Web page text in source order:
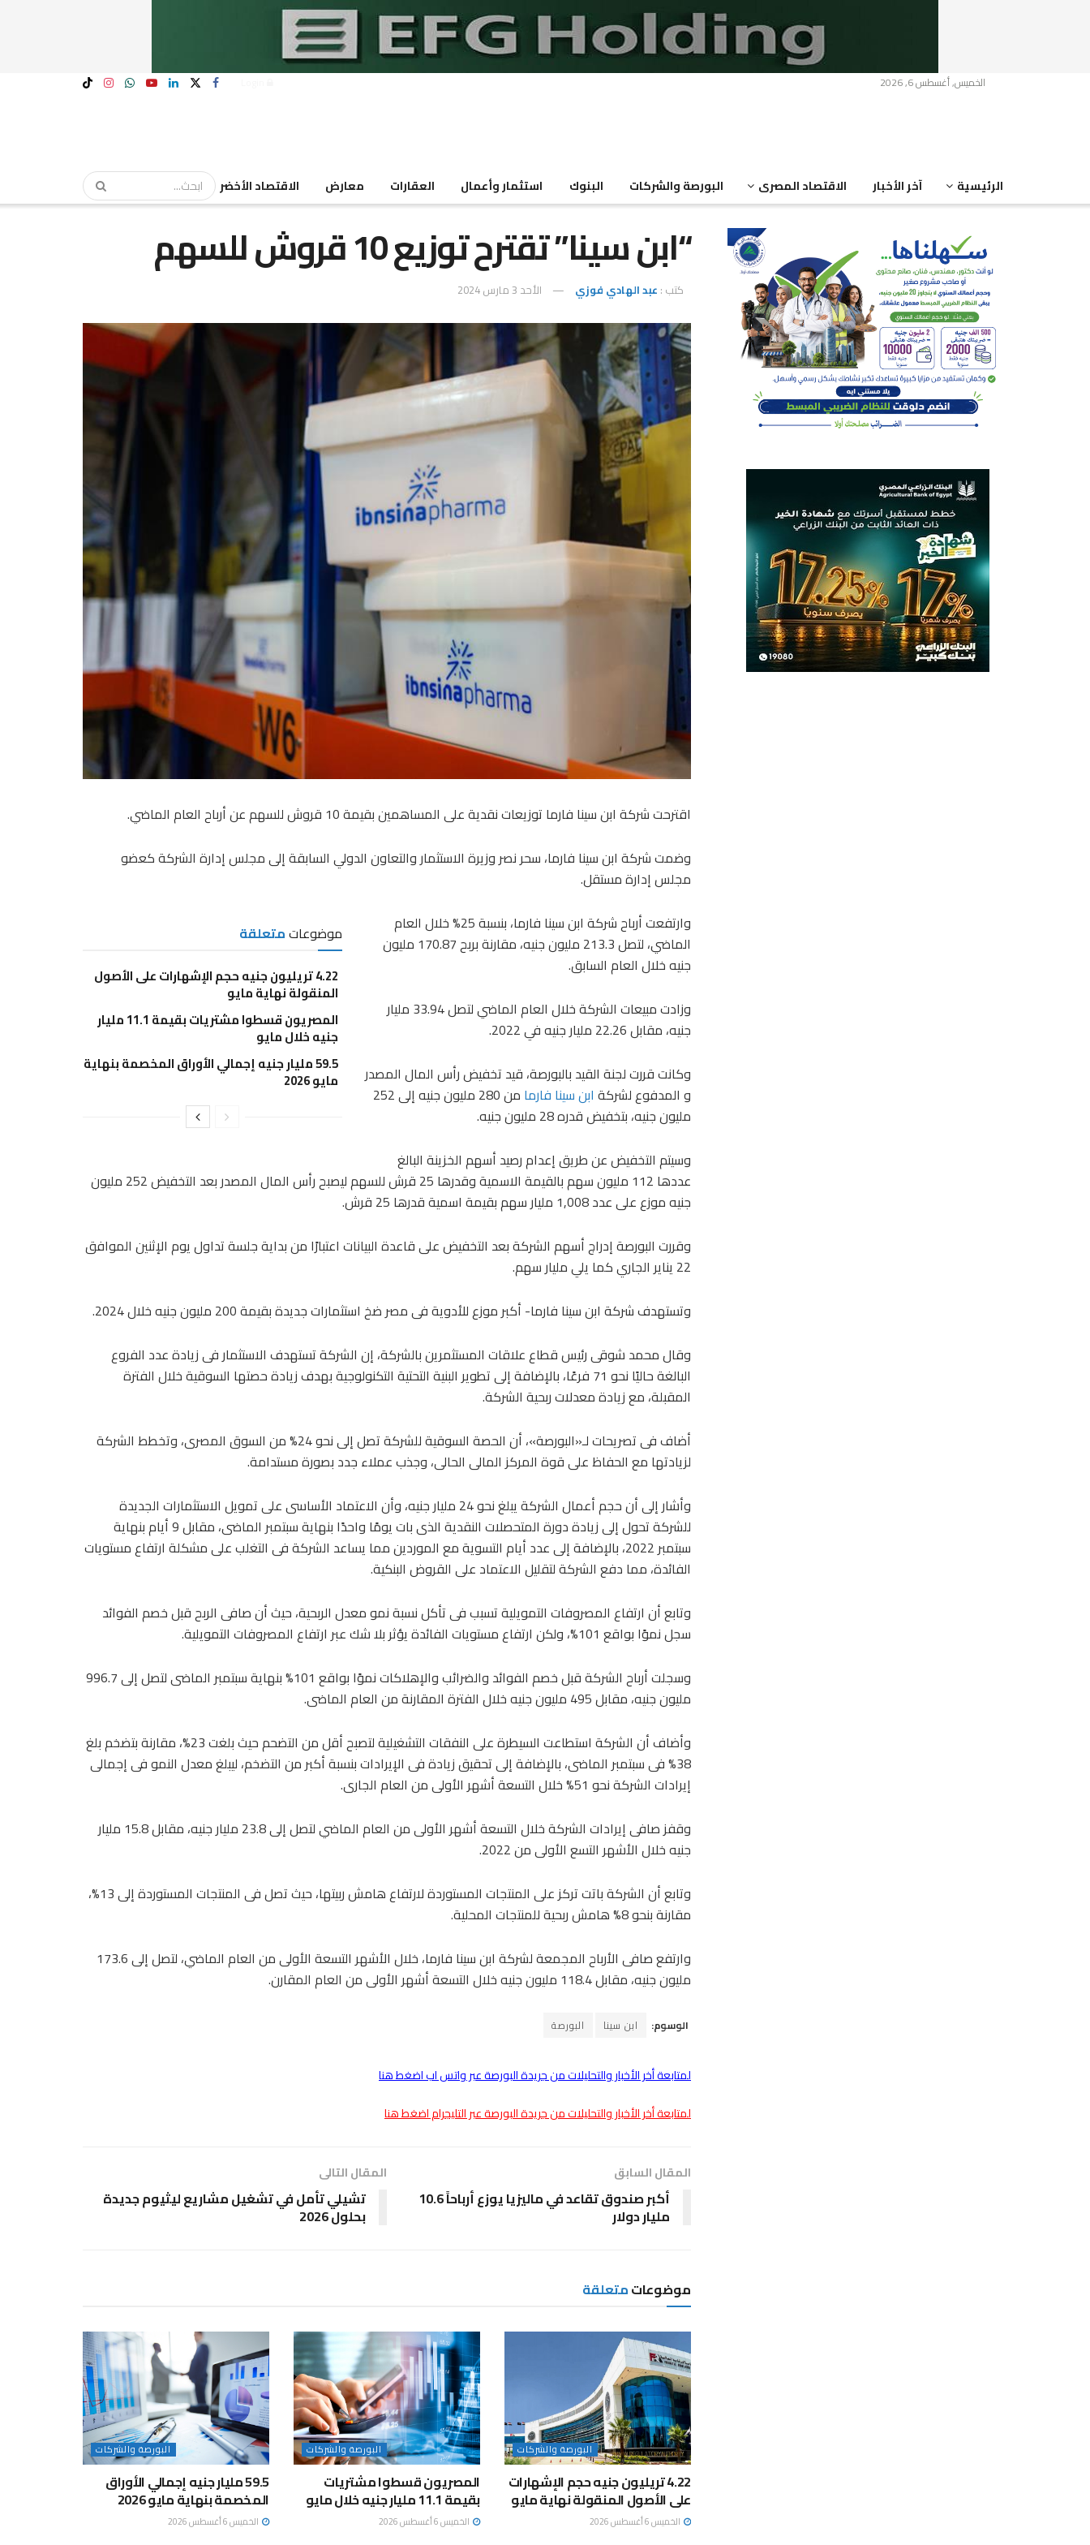
الخميس, أغسطس 6, 2026
الرئيسية آخر الأخبار الاقتصاد المصرى البورصة والشركات البنوك استثمار وأعمال العقارات معارض الاقتصاد الأخضر
“ابن سينا” تقترح توزيع 10 قروش للسهم
كتب : عبد الهادي فوزي الأحد 3 مارس 2024
اقترحت شركة ابن سينا فارما توزيعات نقدية على المساهمين بقيمة 10 قروش للسهم عن أرباح العام الماضي.
وضمت شركة ابن سينا فارما، سحر نصر وزيرة الاستثمار والتعاون الدولي السابقة إلى مجلس إدارة الشركة كعضو
مجلس إدارة مستقل.
موضوعاتمتعلقة
4.22 تريليون جنيه حجم الإشهارات على الأصول
المنقولة نهاية مايو
المصريون قسطوا مشتريات بقيمة 11.1 مليار
جنيه خلال مايو
59.5 مليار جنيه إجمالي الأوراق المخصمة بنهاية
مايو 2026
وارتفعت أرباح شركة ابن سينا فارما، بنسبة 25% خلال العام
الماضي، لتصل 213.3 مليون جنيه، مقارنة بربح 170.87 مليون
جنيه خلال العام السابق.
وزادت مبيعات الشركة خلال العام الماضي لتصل 33.94 مليار
جنيه، مقابل 22.26 مليار جنيه في 2022.
وكانت قررت لجنة القيد بالبورصة، قيد تخفيض رأس المال المصدر
و المدفوع لشركة ابن سينا فارما
من 280 مليون جنيه إلى 252
مليون جنيه، بتخفيض قدره 28 مليون جنيه.
وسيتم التخفيض عن طريق إعدام رصيد أسهم الخزينة البالغ
عددها 112 مليون سهم بالقيمة الاسمية وقدرها 25 قرش للسهم ليصبح رأس المال المصدر بعد التخفيض 252 مليون
جنيه موزع على عدد 1,008 مليار سهم بقيمة اسمية قدرها 25 قرش.
وقررت البورصة إدراج أسهم الشركة بعد التخفيض على قاعدة البيانات اعتبارًا من بداية جلسة تداول يوم الإثنين الموافق
22 يناير الجاري كما يلي مليار سهم.
وتستهدف شركة ابن سينا فارما- أكبر موزع للأدوية فى مصر ضخ استثمارات جديدة بقيمة 200 مليون جنيه خلال 2024.
وقال محمد شوقى رئيس قطاع علاقات المستثمرين بالشركة، إن الشركة تستهدف الاستثمار فى زيادة عدد الفروع
البالغة حاليًا نحو 71 فرعًا، بالإضافة إلى تطوير البنية التحتية التكنولوجية بهدف زيادة حصتها السوقية خلال الفترة
المقبلة، مع زيادة معدلات ربحية الشركة.
أضاف فى تصريحات لـ«البورصة»، أن الحصة السوقية للشركة تصل إلى نحو 24% من السوق المصرى، وتخطط الشركة
لزيادتها مع الحفاظ على قوة المركز المالى الحالى، وجذب عملاء جدد بصورة مستدامة.
وأشار إلى أن حجم أعمال الشركة يبلغ نحو 24 مليار جنيه، وأن الاعتماد الأساسى على تمويل الاستثمارات الجديدة
للشركة تحول إلى زيادة دورة المتحصلات النقدية الذى بات يومًا واحدًا بنهاية سبتمبر الماضى، مقابل 9 أيام بنهاية
سبتمبر 2022، بالإضافة إلى عدد أيام التسوية مع الموردين مما يساعد الشركة فى التغلب على مشكلة ارتفاع مستويات
الفائدة، مما دفع الشركة لتقليل الاعتماد على القروض البنكية.
وتابع أن ارتفاع المصروفات التمويلية تسبب فى تأكل نسبة نمو معدل الربحية، حيث أن صافى الربح قبل خصم الفوائد
سجل نموًا بواقع 101%، ولكن ارتفاع مستويات الفائدة يؤثر بلا شك عبر ارتفاع المصروفات التمويلية.
وسجلت أرباح الشركة قبل خصم الفوائد والضرائب والإهلاكات نموًا بواقع 101% بنهاية سبتمبر الماضى لتصل إلى 996.7
مليون جنيه، مقابل 495 مليون جنيه خلال الفترة المقارنة من العام الماضى.
وأضاف أن الشركة استطاعت السيطرة على النفقات التشغيلية لتصبح أقل من التضحم حيث بلغت 23%، مقارنة بتضخم بلغ
38% فى سبتمبر الماضى، بالإضافة إلى تحقيق زيادة فى الإيرادات بنسبة أكبر من التضخم، ليبلغ معدل النمو فى إجمالى
إيرادات الشركة نحو 51% خلال التسعة أشهر الأولى من العام الجارى.
وقفز صافى إيرادات الشركة خلال التسعة أشهر الأولى من العام الماضي لتصل إلى 23.8 مليار جنيه، مقابل 15.8 مليار
جنيه خلال الأشهر التسع الأولى من 2022.
وتابع أن الشركة باتت تركز على المنتجات المستوردة لارتفاع هامش ربيتها، حيث تصل فى المنتجات المستوردة إلى 13%،
مقارنة بنحو 8% هامش ربحية للمنتجات المحلية.
وارتفع صافى الأرباح المجمعة لشركة ابن سينا فارما، خلال الأشهر التسعة الأولى من العام الماضي، لتصل إلى 173.6
مليون جنيه، مقابل 118.4 مليون جنيه خلال التسعة أشهر الأولى من العام المقارن.
الوسوم: ابن سينا البورصة
لمتابعة أخر الأخبار والتحليلات من جريدة البورصة عبر واتس اب اضغط هنا
لمتابعة أخر الأخبار والتحليلات من جريدة البورصة عبر التليجرام اضغط هنا
المقال السابق
أكبر صندوق تقاعد في ماليزيا يوزع أرباحاً 10.6
مليار دولار
المقال التالى
تشيلي تأمل في تشغيل مشاريع ليثيوم جديدة
بحلول 2026
موضوعاتمتعلقة
البورصة والشركات
4.22 تريليون جنيه حجم الإشهارات
على الأصول المنقولة نهاية مايو
الخميس 6 أغسطس 2026
البورصة والشركات
المصريون قسطوا مشتريات
بقيمة 11.1 مليار جنيه خلال مايو
الخميس 6 أغسطس 2026
البورصة والشركات
59.5 مليار جنيه إجمالي الأوراق
المخصمة بنهاية مايو 2026
الخميس 6 أغسطس 2026